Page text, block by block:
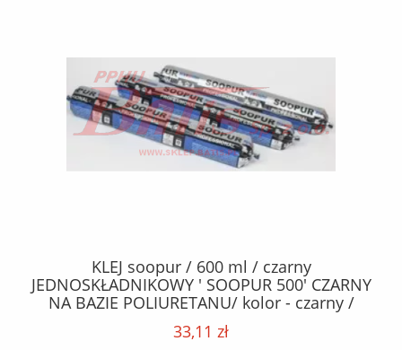
KLEJ soopur / 600 ml / czarny
JEDNOSKŁADNIKOWY ' SOOPUR 500' CZARNY
NA BAZIE POLIURETANU/ kolor - czarny /
karton 20 szt. / pistolet do kleju 307730 /
33,11 zł